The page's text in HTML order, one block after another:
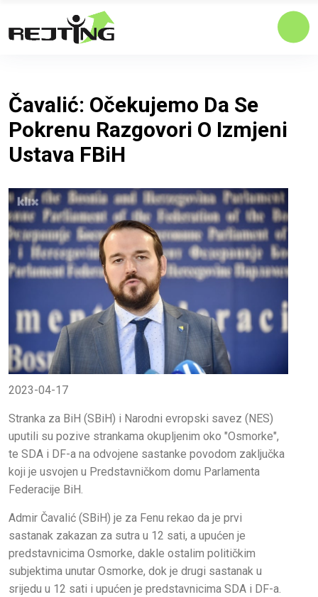
Čavalić: Očekujemo Da Se
Pokrenu Razgovori O Izmjeni
Ustava FBiH
2023-04-17
Stranka za BiH (SBiH) i Narodni evropski savez (NES)
uputili su pozive strankama okupljenim oko "Osmorke",
te SDA i DF-a na odvojene sastanke povodom zaključka
koji je usvojen u Predstavničkom domu Parlamenta
Federacije BiH.
Admir Čavalić (SBiH) je za Fenu rekao da je prvi
sastanak zakazan za sutra u 12 sati, a upućen je
predstavnicima Osmorke, dakle ostalim političkim
subjektima unutar Osmorke, dok je drugi sastanak u
srijedu u 12 sati i upućen je predstavnicima SDA i DF-a.